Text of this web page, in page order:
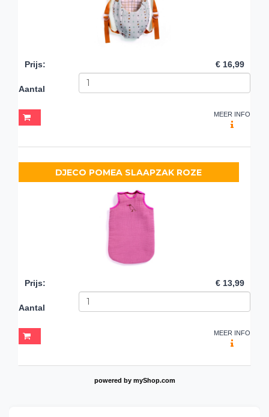
Prijs: € 16,99
Aantal
MEER INFO
DJECO POMEA SLAAPZAK ROZE
Prijs: € 13,99
Aantal
MEER INFO
powered by myShop.com